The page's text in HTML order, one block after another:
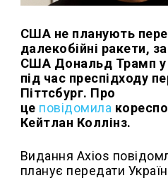
США не планують
далекобійні ракети,
США Дональд Трамп у
під час преспідходу
Піттсбург. Про
це повідомила
Кейтлан Коллінз.
Видання Axios
планує передати